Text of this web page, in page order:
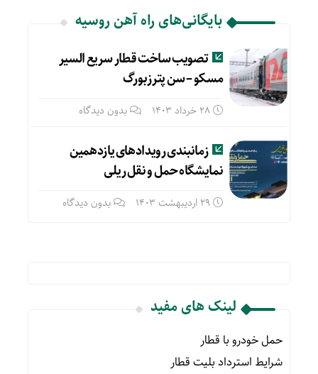
بایگانی‌های راه آهن روسیه
تصویب ساخت قطار سریع السیر
مسکو – سن پترزبورگ
28 خرداد 1403 بدون دیدگاه
زمانبندی رویدادهای یازدهمین
نمایشگاه حمل و نقل ریلی
29 اردیبهشت 1403 بدون دیدگاه
لینک های مفید
حمل خودرو با قطار
شرایط استرداد بلیت قطار